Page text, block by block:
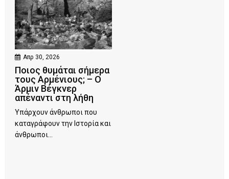
Απρ 30, 2026
Ποιος θυμάται σήμερα
τους Αρμένιους; – Ο
Άρμιν Βέγκνερ
απέναντι στη λήθη
Υπάρχουν άνθρωποι που
καταγράφουν την Ιστορία και
άνθρωποι...